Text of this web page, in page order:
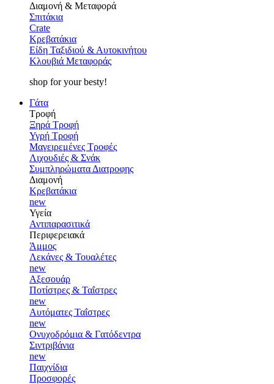
Διαμονή & Μεταφορά
Σπιτάκια
Crate
Κρεβατάκια
Είδη Ταξιδιού & Αυτοκινήτου
Κλουβιά Μεταφοράς
shop for your besty!
Γάτα
Τροφή
Ξηρά Τροφή
Υγρή Τροφή
Μαγειρεμένες Τροφές
Λιχουδιές & Σνάκ
Συμπληρώματα Διατροφης
Διαμονή
Κρεβατάκια
new
Υγεία
Αντιπαρασιτικά
Περιφερειακά
Άμμος
Λεκάνες & Τουαλέτες
new
Αξεσουάρ
Ποτίστρες & Ταΐστρες
new
Αυτόματες Ταΐστρες
new
Ονυχοδρόμια & Γατόδεντρα
Σιντριβάνια
new
Παιχνίδια
Προσφορές